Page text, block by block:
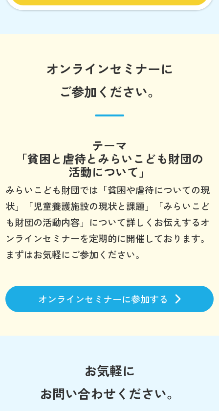
オンラインセミナーに
ご参加ください。
テーマ
「貧困と虐待とみらいこども財団の
活動について」
みらいこども財団では「貧困や虐待についての現
状」「児童養護施設の現状と課題」「みらいこど
も財団の活動内容」について詳しくお伝えするオ
ンラインセミナーを定期的に開催しております。
まずはお気軽にご参加ください。
オンラインセミナーに参加する
お気軽に
お問い合わせください。